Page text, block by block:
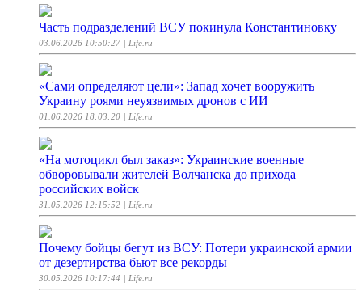
Часть подразделений ВСУ покинула Константиновку
03.06.2026 10:50:27 | Life.ru
«Сами определяют цели»: Запад хочет вооружить
Украину роями неуязвимых дронов с ИИ
01.06.2026 18:03:20 | Life.ru
«На мотоцикл был заказ»: Украинские военные
обворовывали жителей Волчанска до прихода
российских войск
31.05.2026 12:15:52 | Life.ru
Почему бойцы бегут из ВСУ: Потери украинской армии
от дезертирства бьют все рекорды
30.05.2026 10:17:44 | Life.ru